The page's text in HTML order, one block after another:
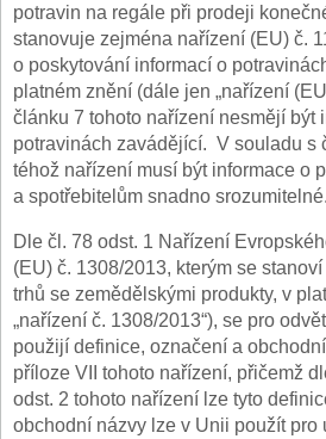
potravin na regále při prodeji
stanovuje zejména nařízení (EU) č.
o poskytování informací o
platném znění (dále jen „nařízení
článku 7 tohoto nařízení nesmějí být
potravinách zavádějící. V souladu s
téhož nařízení musí být informace o
a spotřebitelům snadno srozumitelné.
Dle čl. 78 odst. 1 Nařízení
(EU) č. 1308/2013, kterým se
trhů se zemědělskými produkty, v
„nařízení č. 1308/2013“), se pro
použijí definice, označení a
příloze VII tohoto nařízení, přičemž
odst. 2 tohoto nařízení lze tyto
obchodní názvy lze v Unii použít pro